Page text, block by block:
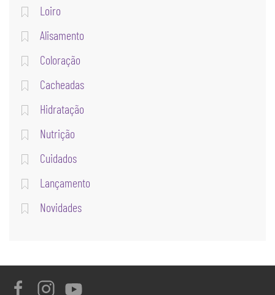
Loiro
Alisamento
Coloração
Cacheadas
Hidratação
Nutrição
Cuidados
Lançamento
Novidades